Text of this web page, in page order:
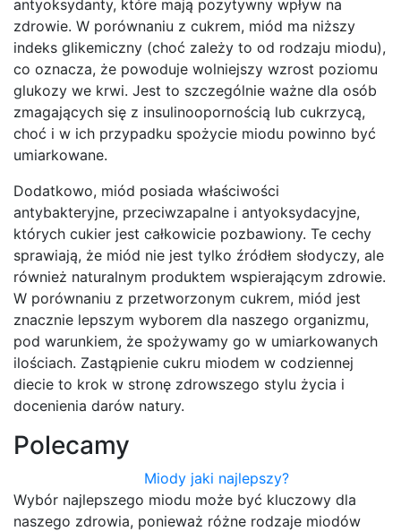
antyoksydanty, które mają pozytywny wpływ na
zdrowie. W porównaniu z cukrem, miód ma niższy
indeks glikemiczny (choć zależy to od rodzaju miodu),
co oznacza, że powoduje wolniejszy wzrost poziomu
glukozy we krwi. Jest to szczególnie ważne dla osób
zmagających się z insulinoopornością lub cukrzycą,
choć i w ich przypadku spożycie miodu powinno być
umiarkowane.
Dodatkowo, miód posiada właściwości
antybakteryjne, przeciwzapalne i antyoksydacyjne,
których cukier jest całkowicie pozbawiony. Te cechy
sprawiają, że miód nie jest tylko źródłem słodyczy, ale
również naturalnym produktem wspierającym zdrowie.
W porównaniu z przetworzonym cukrem, miód jest
znacznie lepszym wyborem dla naszego organizmu,
pod warunkiem, że spożywamy go w umiarkowanych
ilościach. Zastąpienie cukru miodem w codziennej
diecie to krok w stronę zdrowszego stylu życia i
docenienia darów natury.
Polecamy
Miody jaki najlepszy?
Wybór najlepszego miodu może być kluczowy dla
naszego zdrowia, ponieważ różne rodzaje miodów